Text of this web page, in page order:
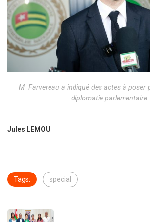
M. Farvereau a indiqué des actes à poser
diplomatie parlementaire.
Jules LEMOU
Tags: special